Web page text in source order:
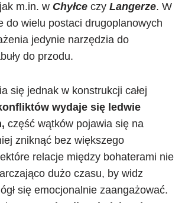
m.in. w Chyłce czy Langerze. W
do wielu postaci drugoplanowych
jedynie narzędzia do
do przodu.
się jednak w konstrukcji całej
wydaje się ledwie
część wątków pojawia się na
zniknąć bez większego
relacje między bohaterami nie
dużo czasu, by widz
się emocjonalnie zaangażować.